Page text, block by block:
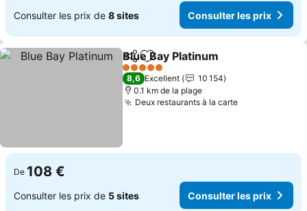
Consulter les prix de 8 sites Consulter les prix
PartagerAjouter à mes favoris
Blue Bay Platinum
5 Étoiles
8,6 Excellent
10 154
0.1 km de la plage
Deux restaurants à la carte
De 108 €
Consulter les prix de 5 sites Consulter les prix